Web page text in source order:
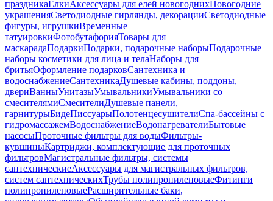
праздникаЕлкиАксессуары для елей новогоднихНовогодние
украшенияСветодиодные гирлянды, декорацииСветодиодные
фигуры, игрушкиВременные
татуировкиФотобутафорияТовары для
маскарадаПодаркиПодарки, подарочные наборыПодарочные
наборы косметики для лица и телаНаборы для
бритьяОформление подарковСантехника и
водоснабжениеСантехникаДушевые кабины, поддоны,
двериВанныУнитазыУмывальникиУмывальники со
смесителямиСмесителиДушевые панели,
гарнитурыБидеПиссуарыПолотенцесушителиСпа-бассейны с
гидромассажемВодоснабжениеВодонагревателиБытовые
насосыПроточные фильтры для водыФильтры-
кувшиныКартриджи, комплектующие для проточных
фильтровМагистральные фильтры, системы
сантехническиеАксессуары для магистральных фильтров,
систем сантехническихТрубы полипропиленовыеФитинги
полипропиленовыеРасширительные баки,